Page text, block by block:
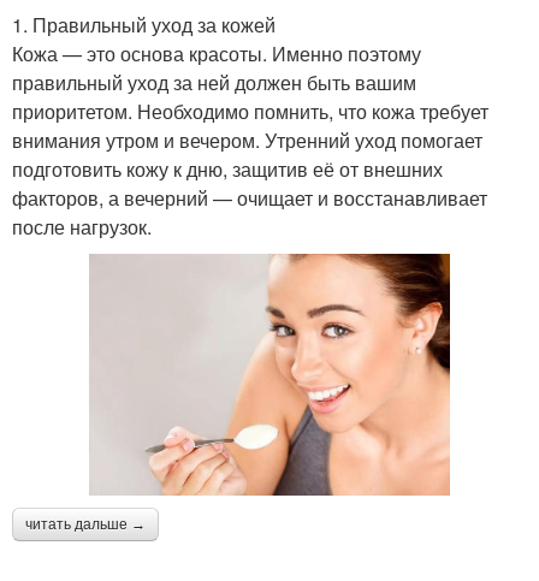
1. Правильный уход за кожей
Кожа — это основа красоты. Именно поэтому
правильный уход за ней должен быть вашим
приоритетом. Необходимо помнить, что кожа требует
внимания утром и вечером. Утренний уход помогает
подготовить кожу к дню, защитив её от внешних
факторов, а вечерний — очищает и восстанавливает
после нагрузок.
читать дальше →